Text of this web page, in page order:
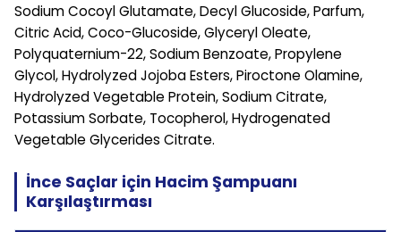
Sodium Cocoyl Glutamate, Decyl Glucoside, Parfum,
Citric Acid, Coco-Glucoside, Glyceryl Oleate,
Polyquaternium-22, Sodium Benzoate, Propylene
Glycol, Hydrolyzed Jojoba Esters, Piroctone Olamine,
Hydrolyzed Vegetable Protein, Sodium Citrate,
Potassium Sorbate, Tocopherol, Hydrogenated
Vegetable Glycerides Citrate.
İnce Saçlar için Hacim Şampuanı
Karşılaştırması